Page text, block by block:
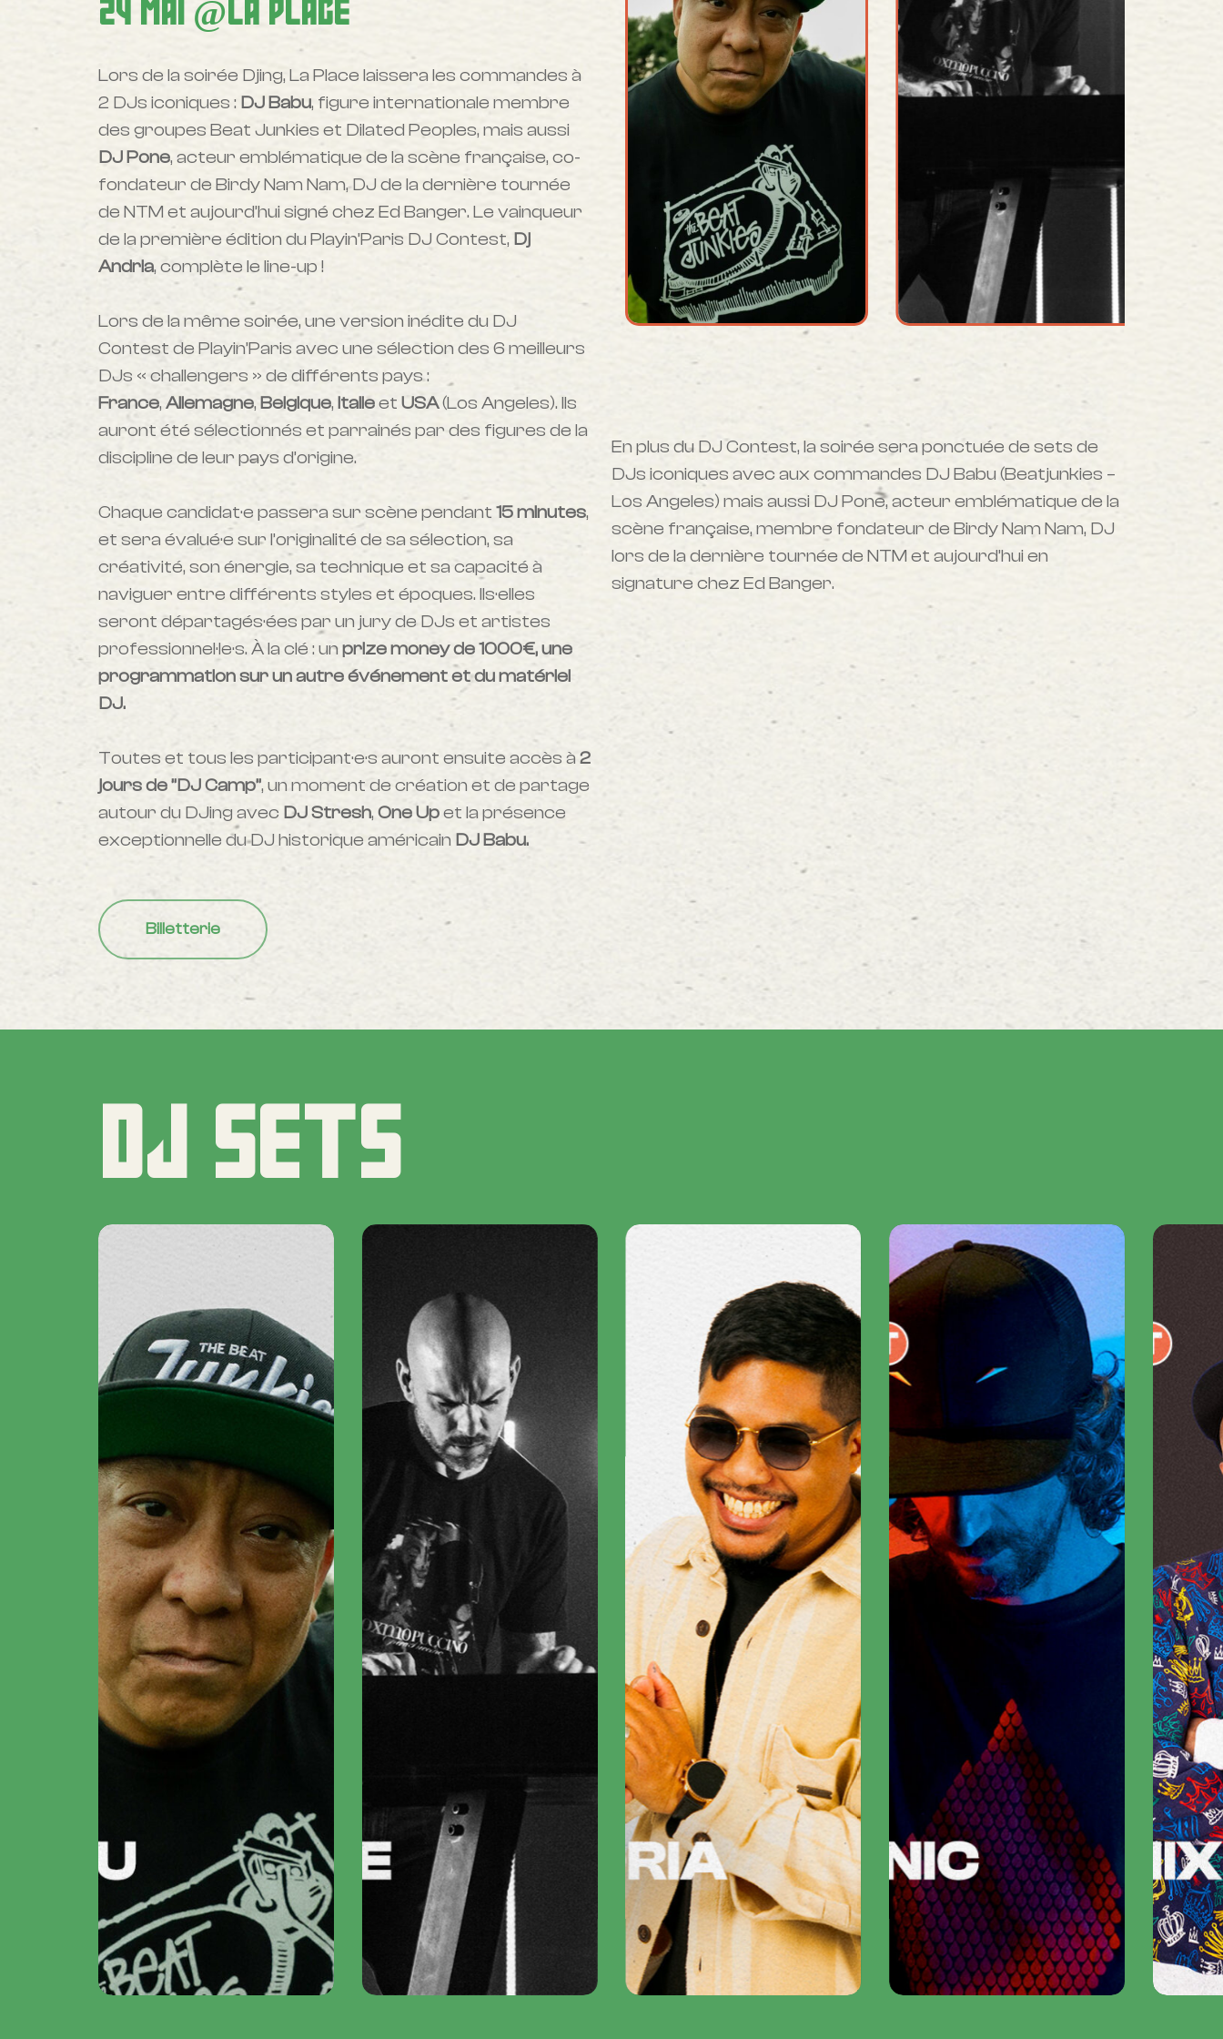
24 MAI @LA PLACE
Lors de la soirée Djing, La Place laissera les commandes à
2 DJs iconiques : DJBabu, figure internationale membre
des groupes Beat Junkies et Dilated Peoples, mais aussi
DJPone, acteur emblématique de la scène française, co-
fondateur de Birdy Nam Nam, DJ de la dernière tournée
de NTM et aujourd’hui signé chez Ed Banger. Le vainqueur
de la première édition du Playin’Paris DJ Contest, Dj
Andria, complète le line-up !
Lors de la même soirée, une version inédite du DJ
Contest de Playin’Paris avec une sélection des 6 meilleurs
DJs « challengers » de différents pays :
France, Allemagne, Belgique, Italieet USA(Los Angeles). Ils
auront été sélectionnés et parrainés par des figures de la
discipline de leur pays d’origine.
Chaque candidat·e passera sur scène pendant 15 minutes,
et sera évalué·e sur l’originalité de sa sélection, sa
créativité, son énergie, sa technique et sa capacité à
naviguer entre différents styles et époques. Ils·elles
seront départagés·ées par un jury de DJs et artistes
professionnel·le·s. À la clé : un prize money de 1000€, une
programmation sur un autre événement et du matériel
DJ.
Toutes et tous les participant·e·s auront ensuite accès à 2
jours de ”DJ Camp”, un moment de création et de partage
autour du DJing avec DJ Stresh, One Upet la présence
exceptionnelle du DJ historique américain DJ Babu.
Billetterie
En plus du DJ Contest, la soirée sera ponctuée de sets de
DJs iconiques avec aux commandes DJ Babu (Beatjunkies –
Los Angeles) mais aussi DJ Pone, acteur emblématique de la
scène française, membre fondateur de Birdy Nam Nam, DJ
lors de la dernière tournée de NTM et aujourd’hui en
signature chez Ed Banger.
DJ SETS